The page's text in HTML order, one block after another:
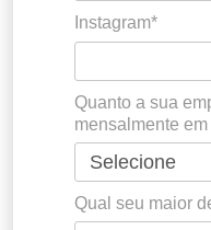
Instagram*
Quanto a sua
mensalmente
Qual seu maior